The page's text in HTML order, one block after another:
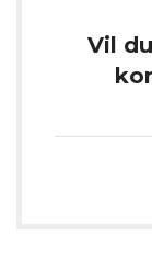
Vil